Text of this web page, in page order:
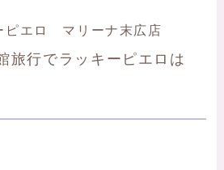
ピエロ マリーナ末広店
旅行でラッキーピエロは